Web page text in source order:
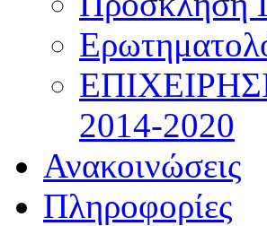
2014-2020
Ανακοινώσεις
Πληροφορίες